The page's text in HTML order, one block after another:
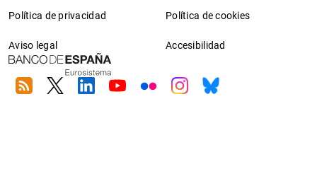
Política de privacidad Política de cookies
Aviso legal Accesibilidad
RSS TwitterLinkedin
YoutubeFlickrInstagram
Bluesky